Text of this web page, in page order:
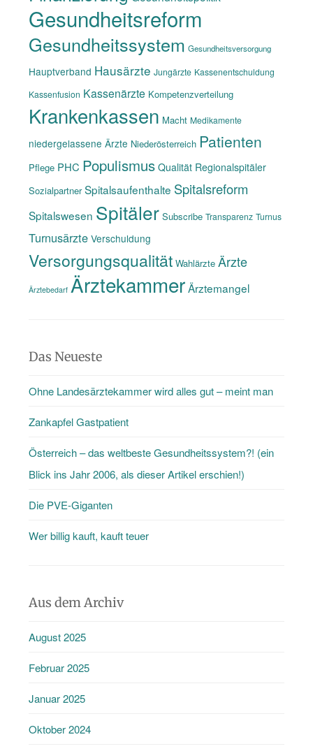
Gesundheitsreform
Gesundheitssystem Gesundheitsversorgung
Hauptverband Hausärzte Jungärzte Kassenentschuldung
Kassenfusion Kassenärzte Kompetenzverteilung
Krankenkassen Macht Medikamente
niedergelassene Ärzte Niederösterreich Patienten
Pflege PHC Populismus Qualität Regionalspitäler
Sozialpartner Spitalsaufenthalte Spitalsreform
Spitalswesen Spitäler Subscribe Transparenz Turnus
Turnusärzte Verschuldung
Versorgungsqualität Wahlärzte Ärzte
Ärztebedarf ÄrztekammerÄrztemangel
Das Neueste
Ohne Landesärztekammer wird alles gut – meint man
Zankapfel Gastpatient
Österreich – das weltbeste Gesundheitssystem?! (ein
Blick ins Jahr 2006, als dieser Artikel erschien!)
Die PVE-Giganten
Wer billig kauft, kauft teuer
Aus dem Archiv
August 2025
Februar 2025
Januar 2025
Oktober 2024